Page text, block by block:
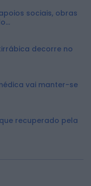
sociais, obras
decorre no
vai manter-se
recuperado pela